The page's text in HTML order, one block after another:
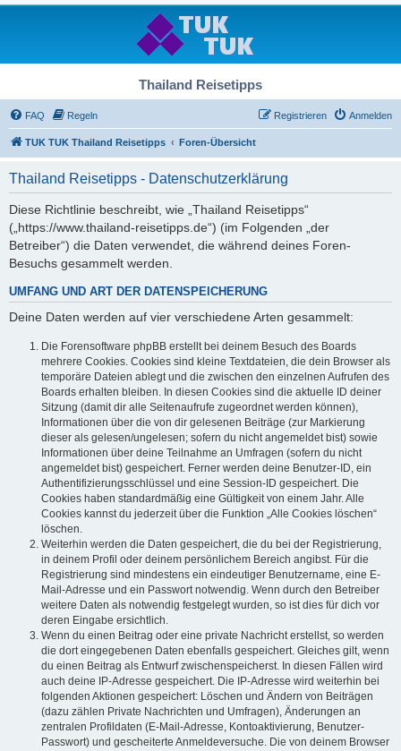
Thailand Reisetipps
FAQ Regeln Anmelden
Registrieren
TUK TUK Thailand Reisetipps Foren-Übersicht
Thailand Reisetipps - Datenschutzerklärung
Diese Richtlinie beschreibt, wie „Thailand Reisetipps“
(„https://www.thailand-reisetipps.de“) (im Folgenden „der
Betreiber“) die Daten verwendet, die während deines Foren-
Besuchs gesammelt werden.
UMFANG UND ART DER DATENSPEICHERUNG
Deine Daten werden auf vier verschiedene Arten gesammelt:
Die Forensoftware phpBB erstellt bei deinem Besuch des Boards
mehrere Cookies. Cookies sind kleine Textdateien, die dein Browser als
temporäre Dateien ablegt und die zwischen den einzelnen Aufrufen des
Boards erhalten bleiben. In diesen Cookies sind die aktuelle ID deiner
Sitzung (damit dir alle Seitenaufrufe zugeordnet werden können),
Informationen über die von dir gelesenen Beiträge (zur Markierung
dieser als gelesen/ungelesen; sofern du nicht angemeldet bist) sowie
Informationen über deine Teilnahme an Umfragen (sofern du nicht
angemeldet bist) gespeichert. Ferner werden deine Benutzer-ID, ein
Authentifizierungsschlüssel und eine Session-ID gespeichert. Die
Cookies haben standardmäßig eine Gültigkeit von einem Jahr. Alle
Cookies kannst du jederzeit über die Funktion „Alle Cookies löschen“
löschen.
Weiterhin werden die Daten gespeichert, die du bei der Registrierung,
in deinem Profil oder deinem persönlichem Bereich angibst. Für die
Registrierung sind mindestens ein eindeutiger Benutzername, eine E-
Mail-Adresse und ein Passwort notwendig. Wenn durch den Betreiber
weitere Daten als notwendig festgelegt wurden, so ist dies für dich vor
deren Eingabe ersichtlich.
Wenn du einen Beitrag oder eine private Nachricht erstellst, so werden
die dort eingegebenen Daten ebenfalls gespeichert. Gleiches gilt, wenn
du einen Beitrag als Entwurf zwischenspeicherst. In diesen Fällen wird
auch deine IP-Adresse gespeichert. Die IP-Adresse wird weiterhin bei
folgenden Aktionen gespeichert: Löschen und Ändern von Beiträgen
(dazu zählen Private Nachrichten und Umfragen), Änderungen an
zentralen Profildaten (E-Mail-Adresse, Kontoaktivierung, Benutzer-
Passwort) und gescheiterte Anmeldeversuche. Die von deinem Browser